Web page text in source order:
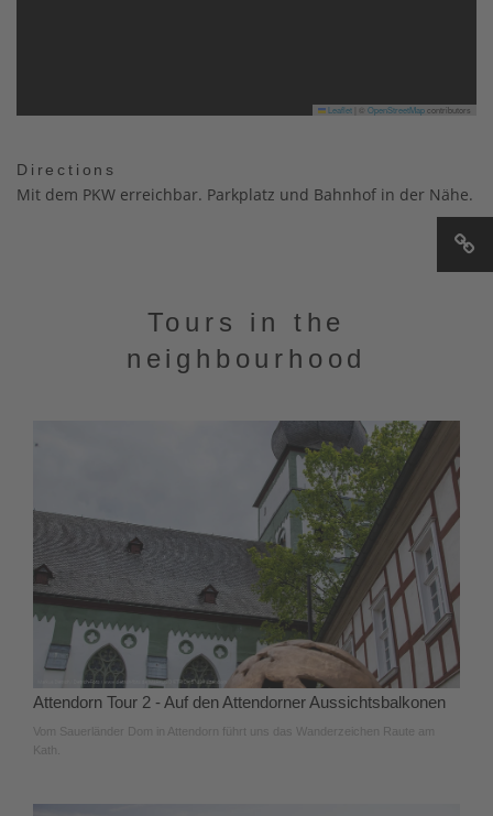
Leaflet OpenStreetMapcontributors
Directions
Mit dem PKW erreichbar. Parkplatz und Bahnhof in der Nähe.
Tours in the
neighbourhood
Attendorn Tour 2 - Auf den Attendorner Aussichtsbalkonen
Vom Sauerländer Dom in Attendorn führt uns das Wanderzeichen Raute am
Kath.